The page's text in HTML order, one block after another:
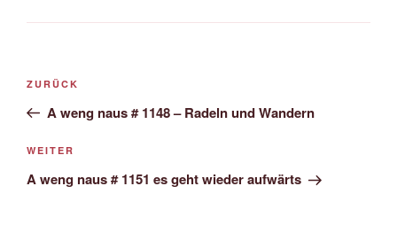
Beitrags-
Vorheriger
Beitrag
ZURÜCK
A weng naus # 1148 – Radeln und Wandern
Nächster
Beitrag
WEITER
A weng naus # 1151 es geht wieder aufwärts